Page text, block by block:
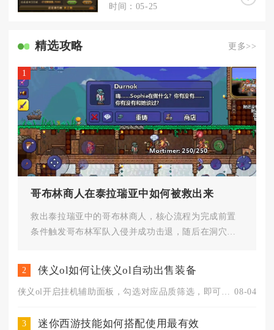
时间：05-25
精选攻略 更多>>
1
哥布林商人在泰拉瑞亚中如何被救出来
救出泰拉瑞亚中的哥布林商人，核心流程为完成前置
条件触发哥布林军队入侵并成功击退，随后在洞穴层
2 侠义ol如何让侠义ol自动出售装备
08-04
3 迷你西游技能如何搭配使用最有效